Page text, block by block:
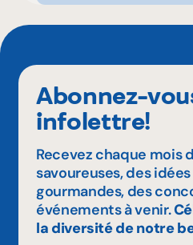
Abonnez-
infolettre!
Recevez chaque mois
savoureuses, des
gourmandes, des
événements à venir.
la diversité de notre